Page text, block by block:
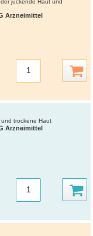
juckende Haut und
Arzneimittel
trockene Haut
Arzneimittel